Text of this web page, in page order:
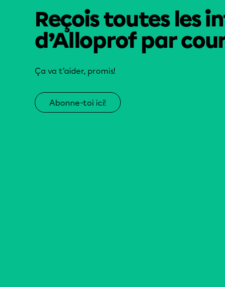
Reçois toutes les
d’Alloprof par
Ça va t’aider, promis!
Abonne-toi ici!